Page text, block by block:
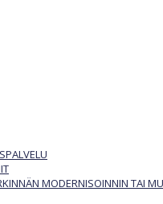
MODERNISOINNIN TAI